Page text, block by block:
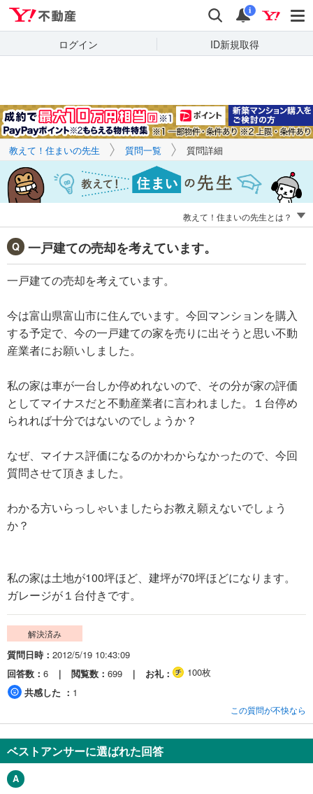
検索 通知
i
ログイン ID新規取得
キーワードで
質問を探す
教えて！住まいの先生 質問一覧 質問詳細
教えて！住まいの先生とは？
一戸建ての売却を考えています。
一戸建ての売却を考えています。
今は富山県富山市に住んでいます。今回マンションを購入
する予定で、今の一戸建ての家を売りに出そうと思い不動
産業者にお願いしました。
私の家は車が一台しか停めれないので、その分が家の評価
としてマイナスだと不動産業者に言われました。１台停め
られれば十分ではないのでしょうか？
なぜ、マイナス評価になるのかわからなかったので、今回
質問させて頂きました。
わかる方いらっしゃいましたらお教え願えないでしょう
か？
私の家は土地が100坪ほど、建坪が70坪ほどになります。
ガレージが１台付きです。
解決済み
質問日時
2012/5/19 10:43:09
回答数
6 閲覧数 699 お礼
100枚
共感した
1
この質問が不快なら
ベストアンサーに選ばれた回答